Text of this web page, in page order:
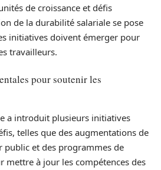
de croissance et défis
de la durabilité salariale se pose
initiatives doivent émerger pour
travailleurs.
pour soutenir les
a introduit plusieurs initiatives
telles que des augmentations de
public et des programmes de
mettre à jour les compétences des